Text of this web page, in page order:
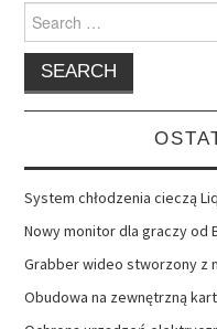
Search
for:
System chłodzenia cieczą
Nowy monitor dla graczy od
Grabber wideo stworzony z
Obudowa na zewnętrzną